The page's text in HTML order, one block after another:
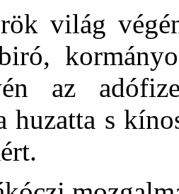
világ
az
huzatta s